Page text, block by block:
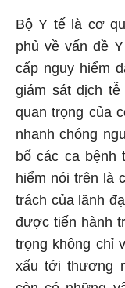
Bộ Y tế là cơ
phủ về vấn đề
cấp nguy hiểm
giám sát dịch
quan trọng của
nhanh chóng
bố các ca bệnh
hiểm nói trên là
trách của lãnh
được tiến hành
trọng không chỉ
xấu tới thương